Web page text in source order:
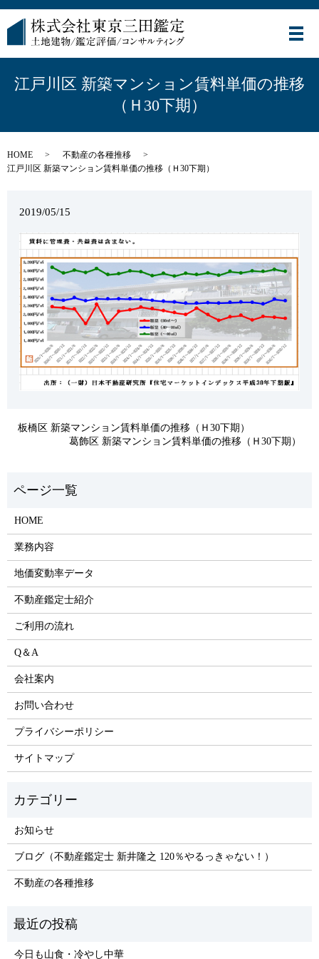
メ
江戸川区 新築マンション賃料単価の推移
（Ｈ30下期）
HOME
不動産の各種推移
江戸川区 新築マンション賃料単価の推移（Ｈ30下期）
2019/05/15
板橋区 新築マンション賃料単価の推移（Ｈ30下期）
葛飾区 新築マンション賃料単価の推移（Ｈ30下期）
HOME
業務内容
地価変動率データ
不動産鑑定士紹介
ご利用の流れ
Q＆A
会社案内
お問い合わせ
プライバシーポリシー
サイトマップ
お知らせ
ブログ（不動産鑑定士 新井隆之 120％やるっきゃない！）
不動産の各種推移
今日も山食・冷やし中華